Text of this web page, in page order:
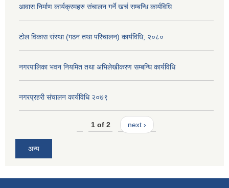
आवास निर्माण कार्यक्रमहरु संचालन गर्ने खर्च सम्बन्धि कार्यविधि
टोल विकास संस्था (गठन तथा परिचालन) कार्यविधि, २०८०
नगरपालिका भवन नियमित तथा अभिलेखीकरण सम्बन्धि कार्यविधि
नगरप्रहरी संचालन कार्यविधि २०७९
1 of 2 next ›
अन्य